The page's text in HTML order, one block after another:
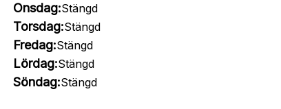
Onsdag:Stängd
Torsdag:Stängd
Fredag:Stängd
Lördag:Stängd
Söndag:Stängd